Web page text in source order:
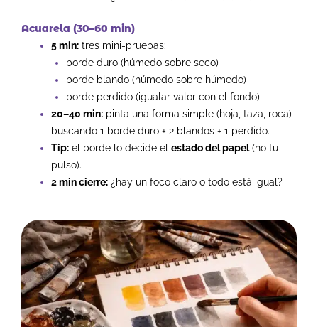
Acuarela (30–60 min)
5 min: tres mini-pruebas:
borde duro (húmedo sobre seco)
borde blando (húmedo sobre húmedo)
borde perdido (igualar valor con el fondo)
20–40 min: pinta una forma simple (hoja, taza, roca)
buscando 1 borde duro + 2 blandos + 1 perdido.
Tip: el borde lo decide el estado del papel(no tu
pulso).
2 min cierre: ¿hay un foco claro o todo está igual?